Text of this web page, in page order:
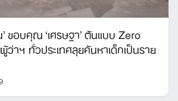
ขอบคุณ ‘เศรษฐา’ ต้นแบบ Zero
าฯ ทั่วประเทศลุยค้นหาเด็กเป็นราย